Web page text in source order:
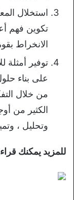
استخلال
تكوين فهم
الانخراط
توفير أمثلة
على بناء
من خلال
الكثير من
وتحليل ،
للمزيد يمكنك